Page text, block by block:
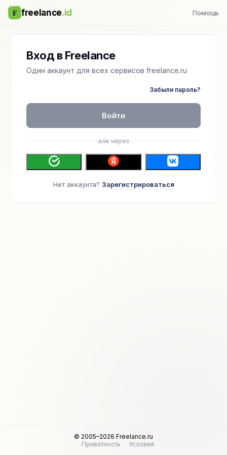
F freelance.id Помощь
Вход в Freelance
Один аккаунт для всех сервисов freelance.ru
Забыли пароль?
Войти
или через
Нет аккаунта? Зарегистрироваться
© 2005–2026 Freelance.ru
Приватность
Условия